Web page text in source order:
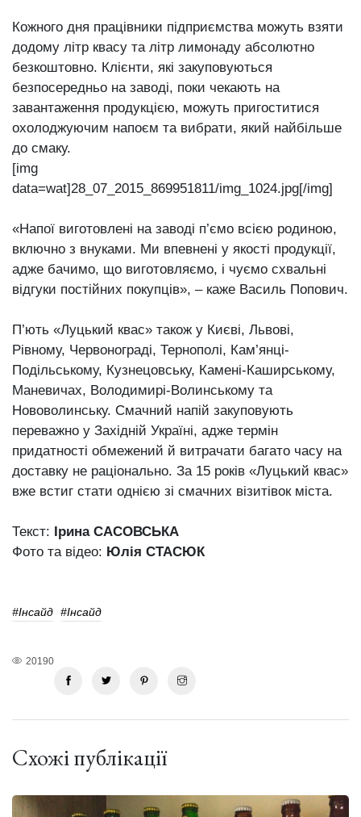
Кожного дня працівники підприємства можуть взяти
додому літр квасу та літр лимонаду абсолютно
безкоштовно. Клієнти, які закуповуються
безпосередньо на заводі, поки чекають на
завантаження продукцією, можуть пригоститися
охолоджуючим напоєм та вибрати, який найбільше
до смаку.
[img
data=wat]28_07_2015_869951811/img_1024.jpg[/img]
«Напої виготовлені на заводі п’ємо всією родиною,
включно з внуками. Ми впевнені у якості продукції,
адже бачимо, що виготовляємо, і чуємо схвальні
відгуки постійних покупців», ‒ каже Василь Попович.
П’ють «Луцький квас» також у Києві, Львові,
Рівному, Червонограді, Тернополі, Кам’янці-
Подільському, Кузнецовську, Камені-Каширському,
Маневичах, Володимирі-Волинському та
Нововолинську. Смачний напій закуповують
переважно у Західній Україні, адже термін
придатності обмежений й витрачати багато часу на
доставку не раціонально. За 15 років «Луцький квас»
вже встиг стати однією зі смачних візитівок міста.
Текст:
Ірина САСОВСЬКА
Фото та відео: Юлія СТАСЮК
#інсайд #інсайд
20190
Схожі публікації